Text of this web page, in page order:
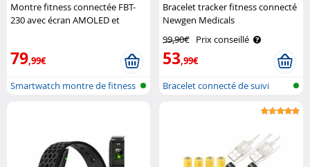
Montre fitness connectée FBT-
230 avec écran AMOLED et
79,99€
Smartwatch montre de fitness
Bracelet tracker fitness connecté
Newgen Medicals
99,90€ Prix conseillé
53,99€
Bracelet connecté de suivi